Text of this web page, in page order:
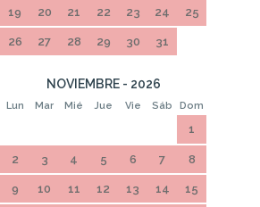
19 20 21 22 23 24 25
26 27 28 29 30 31
NOVIEMBRE - 2026
Lun Mar Mié Jue Vie Sáb Dom
1
2 3 4 5 6 7 8
9 10 11 12 13 14 15